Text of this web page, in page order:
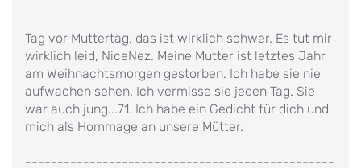
Tag vor Muttertag, das ist wirklich schwer. Es tut mir
wirklich leid, NiceNez. Meine Mutter ist letztes Jahr
am Weihnachtsmorgen gestorben. Ich habe sie nie
aufwachen sehen. Ich vermisse sie jeden Tag. Sie
war auch jung...71. Ich habe ein Gedicht für dich und
mich als Hommage an unsere Mütter.
------------------------------------------------